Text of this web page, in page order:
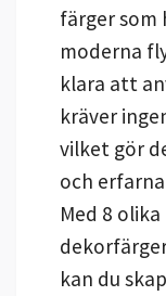
färger som
moderna
klara att
kräver
vilket gör
och
Med 8
kan du